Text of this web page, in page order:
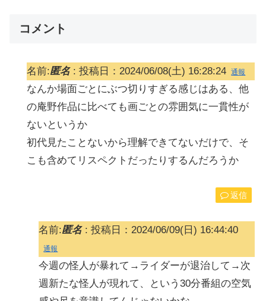
コメント
名前:匿名: 投稿日：2024/06/08(土) 16:28:24 通報
なんか場面ごとにぶつ切りすぎる感じはある、他
の庵野作品に比べても画ごとの雰囲気に一貫性が
ないというか
初代見たことないから理解できてないだけで、そ
こも含めてリスペクトだったりするんだろうか
返信
名前:匿名: 投稿日：2024/06/09(日) 16:44:40
通報
今週の怪人が暴れて→ライダーが退治して→次
週新たな怪人が現れて、という30分番組の空気